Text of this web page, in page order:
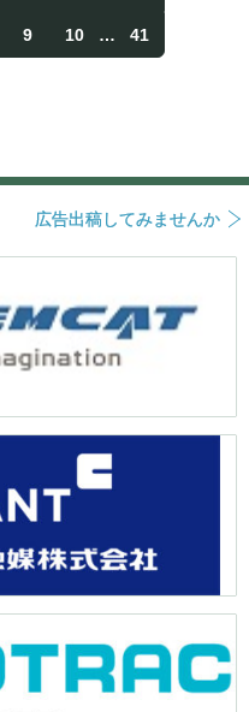
9 10 … 41
広告出稿してみませんか